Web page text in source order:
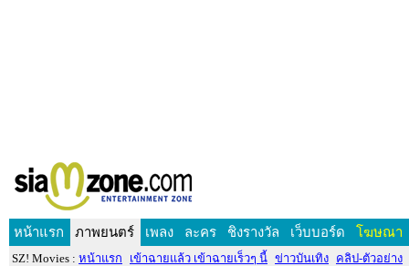
หน้าแรก ภาพยนตร์ เพลง ละคร ชิงรางวัล เว็บบอร์ด โฆษณา
SZ! Movies : หน้าแรก เข้าฉายแล้ว เข้าฉายเร็วๆ นี้ ข่าวบันเทิง คลิป-ตัวอย่าง